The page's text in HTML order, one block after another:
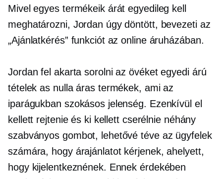
Mivel egyes termékeik árát egyedileg kell
meghatározni, Jordan úgy döntött, bevezeti az
„Ajánlatkérés” funkciót az online áruházában.
Jordan fel akarta sorolni az övéketegyedi árú
tételek as nulla árastermékek, ami az
iparágukban szokásos jelenség. Ezenkívül el
kellett rejtenie és ki kellett cserélnie néhány
szabványos gombot, lehetővé téve az ügyfelek
számára, hogy árajánlatot kérjenek, ahelyett,
hogy kijelentkeznének. Ennek érdekében